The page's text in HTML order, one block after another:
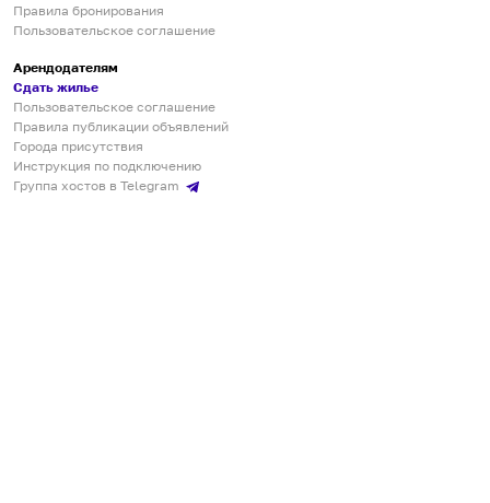
Правила бронирования
Пользовательское соглашение
Арендодателям
Сдать жилье
Пользовательское соглашение
Правила публикации объявлений
Города присутствия
Инструкция по подключению
Группа хостов в Telegram